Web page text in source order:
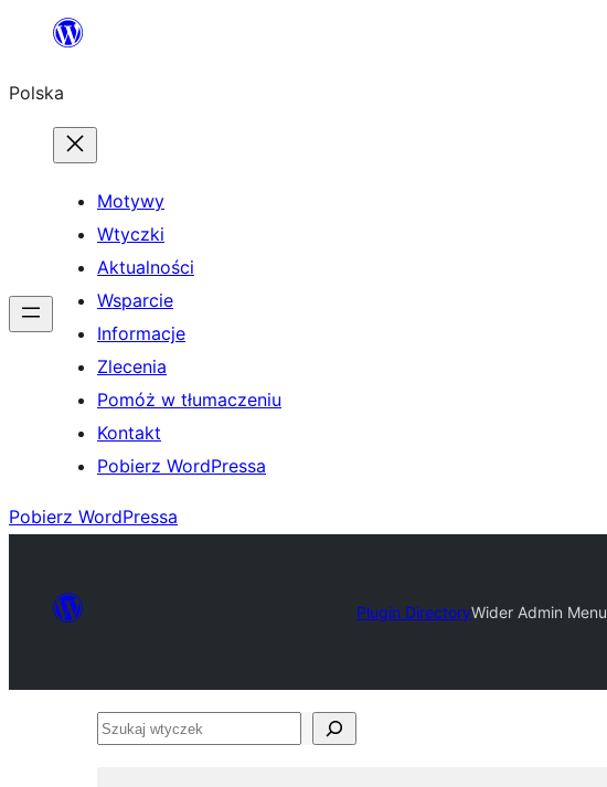
Przejdź
treści
Polska
Motywy
Wtyczki
Aktualności
Wsparcie
Informacje
Zlecenia
Pomóż w tłumaczeniu
Kontakt
Pobierz WordPressa
Pobierz WordPressa
Plugin DirectoryWider Admin Menu
Szukaj